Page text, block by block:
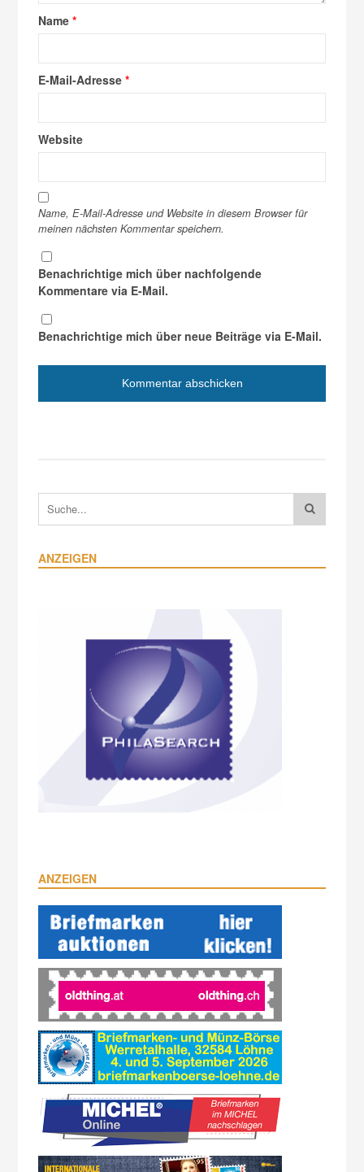
Name*
E-Mail-Adresse*
Website
Name, E-Mail-Adresse und Website in diesem Browser für
meinen nächsten Kommentar speichern.
Benachrichtige mich über nachfolgende
Kommentare via E-Mail.
Benachrichtige mich über neue Beiträge via E-Mail.
ANZEIGEN
ANZEIGEN